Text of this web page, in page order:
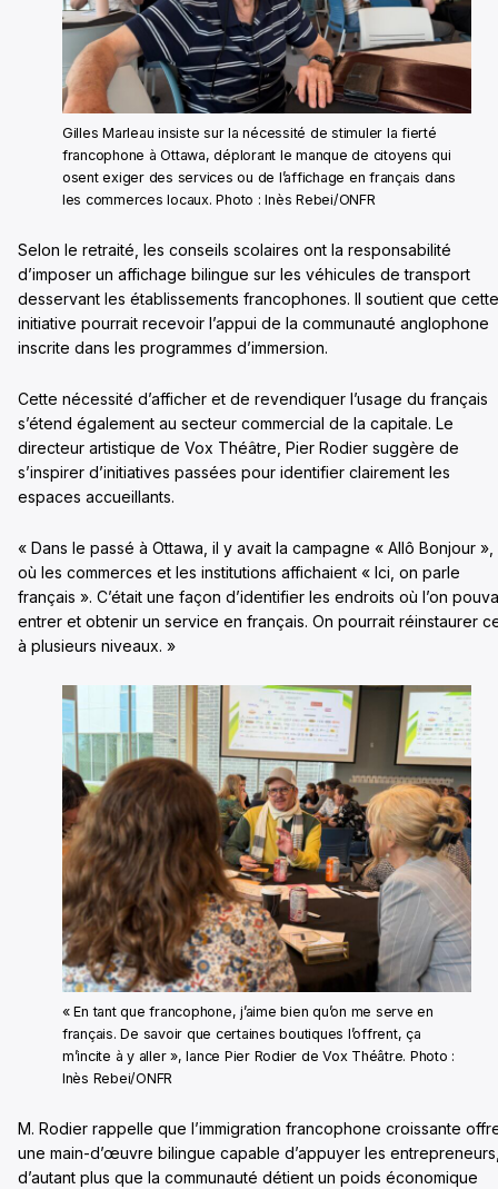
Gilles Marleau insiste sur la nécessité de stimuler la fierté
francophone à Ottawa, déplorant le manque de citoyens qui
osent exiger des services ou de l’affichage en français dans
les commerces locaux. Photo : Inès Rebei/ONFR
Selon le retraité, les conseils scolaires ont la responsabilité
d’imposer un affichage bilingue sur les véhicules de transport
desservant les établissements francophones. Il soutient que cette
initiative pourrait recevoir l’appui de la communauté anglophone
inscrite dans les programmes d’immersion.
Cette nécessité d’afficher et de revendiquer l’usage du français
s’étend également au secteur commercial de la capitale. Le
directeur artistique de Vox Théâtre, Pier Rodier suggère de
s’inspirer d’initiatives passées pour identifier clairement les
espaces accueillants.
« Dans le passé à Ottawa, il y avait la campagne « Allô Bonjour »,
où les commerces et les institutions affichaient « Ici, on parle
français ». C’était une façon d’identifier les endroits où l’on
entrer et obtenir un service en français. On pourrait réinstaurer
à plusieurs niveaux. »
« En tant que francophone, j’aime bien qu’on me serve en
français. De savoir que certaines boutiques l’offrent, ça
m’incite à y aller », lance Pier Rodier de Vox Théâtre. Photo :
Inès Rebei/ONFR
M. Rodier rappelle que l’immigration francophone croissante
une main-d’œuvre bilingue capable d’appuyer les
d’autant plus que la communauté détient un poids économique